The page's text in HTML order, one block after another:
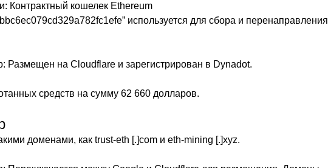
Контрактный кошелек Ethereum
используется для сбора и перенаправления
Размещен на Cloudflare и зарегистрирован в Dynadot.
средств на сумму 62 660 долларов.
доменами, как trust-eth [.]com и eth-mining [.]xyz.